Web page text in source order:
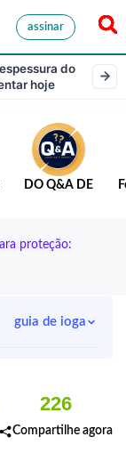
assinar
do
hoje
DO Q&A DE
proteção:
guia de ioga
226
Compartilhe agora